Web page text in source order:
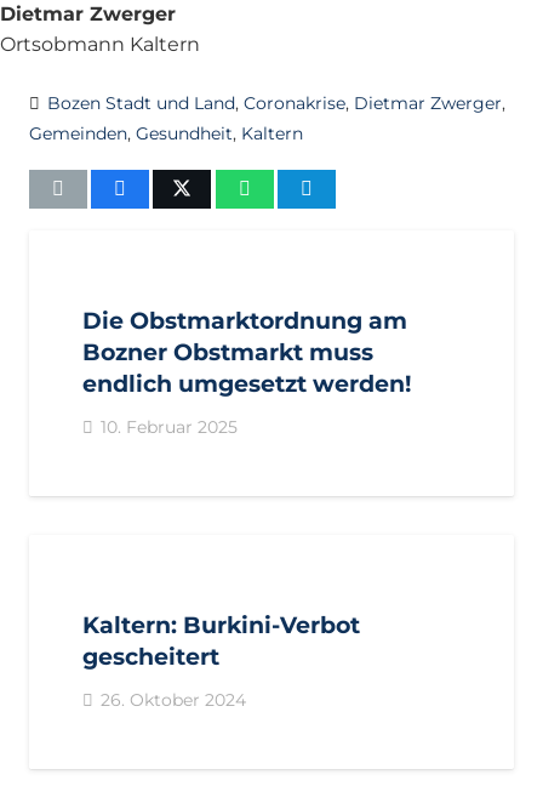
Dietmar Zwerger
Ortsobmann Kaltern
Bozen Stadt und Land, Coronakrise, Dietmar Zwerger,
Gemeinden, Gesundheit, Kaltern
Die Obstmarktordnung am
Bozner Obstmarkt muss
endlich umgesetzt werden!
10. Februar 2025
Kaltern: Burkini-Verbot
gescheitert
26. Oktober 2024